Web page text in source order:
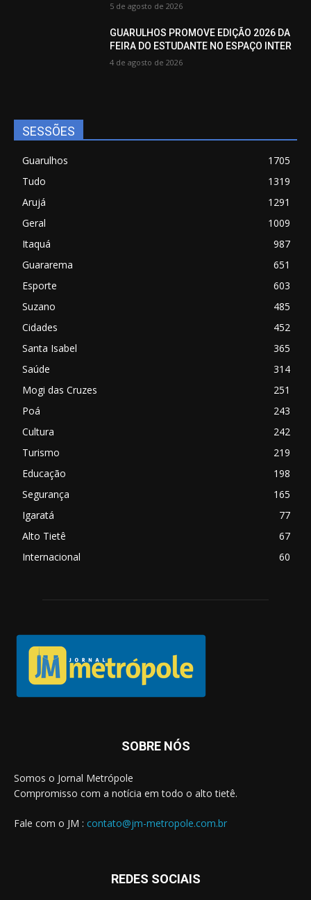
5 de agosto de 2026
GUARULHOS PROMOVE EDIÇÃO 2026 DA
FEIRA DO ESTUDANTE NO ESPAÇO INTER
4 de agosto de 2026
SESSÕES
Guarulhos
1705
Tudo
1319
Arujá
1291
Geral
1009
Itaquá
987
Guararema
651
Esporte
603
Suzano
485
Cidades
452
Santa Isabel
365
Saúde
314
Mogi das Cruzes
251
Poá
243
Cultura
242
Turismo
219
Educação
198
Segurança
165
Igaratá
77
Alto Tietê
67
Internacional
60
SOBRE NÓS
Somos o Jornal Metrópole
Compromisso com a notícia em todo o alto tietê.
Fale com o JM : contato@jm-metropole.com.br
REDES SOCIAIS